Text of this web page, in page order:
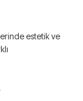
estetik ve